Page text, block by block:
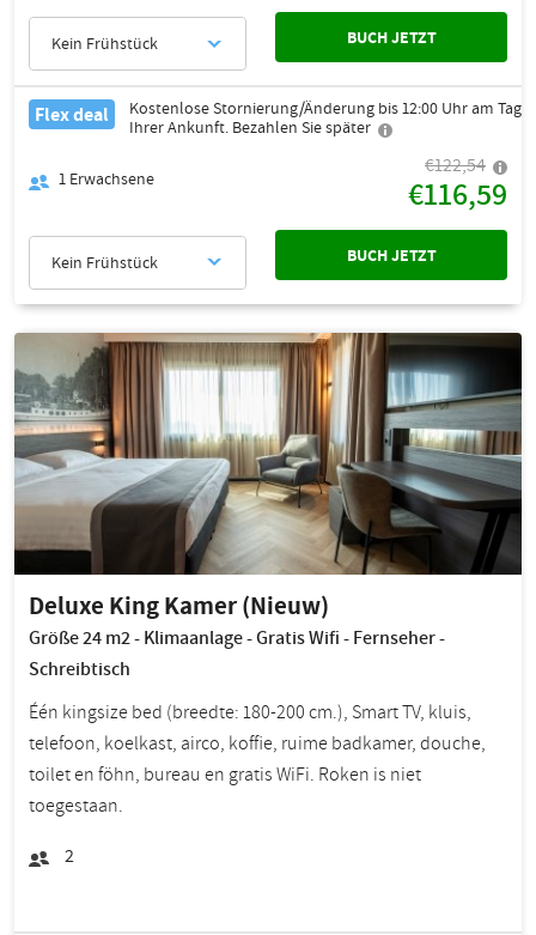
Kein Frühstück BUCH JETZT
Flex deal
Kostenlose Stornierung/Änderung bis 12:00 Uhr am Tag
Ihrer Ankunft. Bezahlen Sie später
1 Erwachsene
€122,54
€116,59
Kein Frühstück BUCH JETZT
Deluxe King Kamer (Nieuw)
Größe 24 m2 - Klimaanlage - Gratis Wifi - Fernseher -
Schreibtisch
Één kingsize bed (breedte: 180-200 cm.), Smart TV, kluis,
telefoon, koelkast, airco, koffie, ruime badkamer, douche,
toilet en föhn, bureau en gratis WiFi. Roken is niet
toegestaan.
2